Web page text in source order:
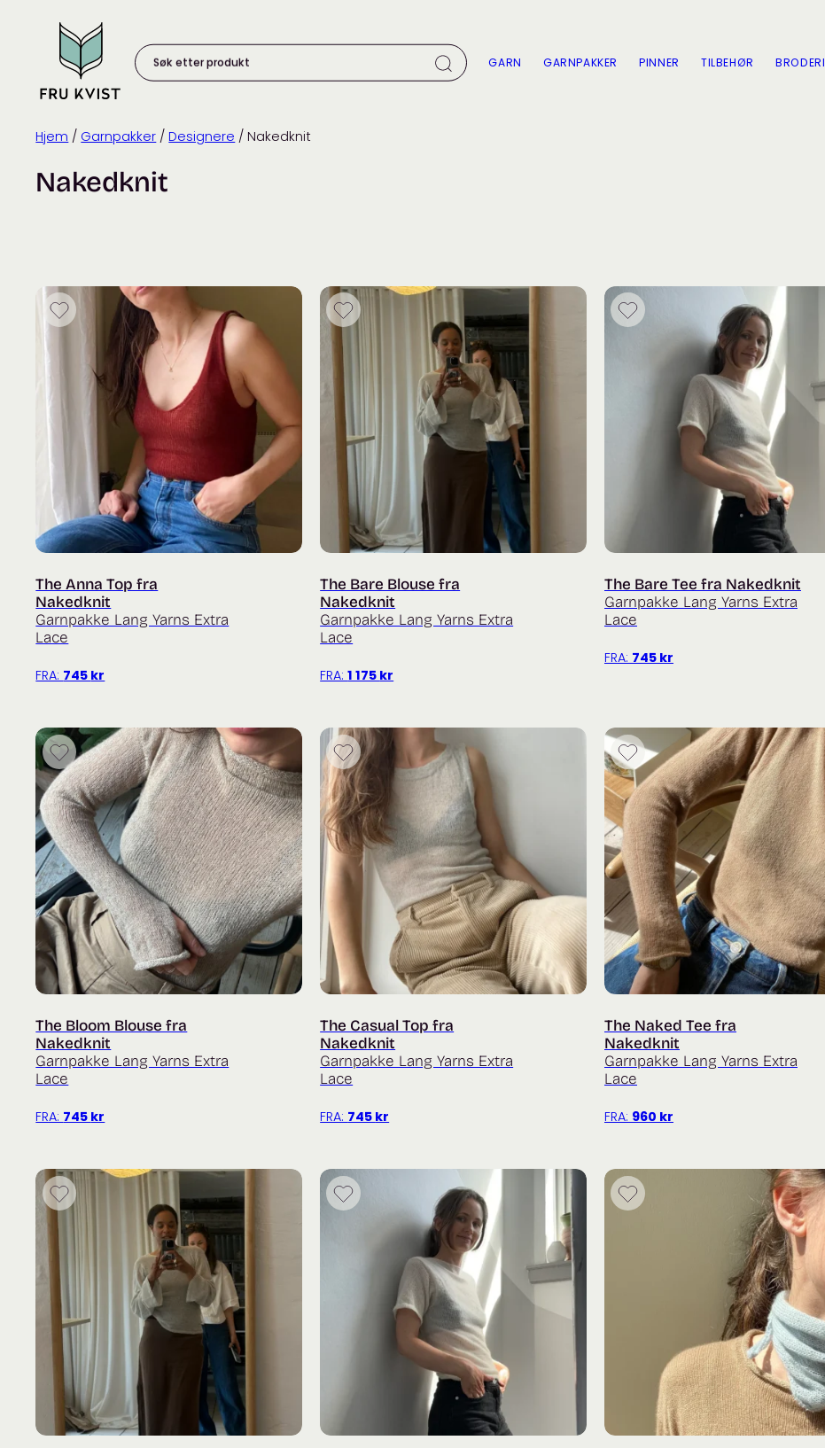
content
etter
produkt:
GARN GARNPAKKER PINNER TILBEHØR BRODERI
Hjem / Garnpakker / Designere / Nakedknit
Nakedknit
The Anna Top fra
Nakedknit
Garnpakke Lang Yarns Extra
Lace
FRA: 745 kr
The Bare Blouse fra
Nakedknit
Garnpakke Lang Yarns Extra
Lace
FRA:1 175 kr
The Bare Tee fra Nakedknit
Garnpakke Lang Yarns Extra
Lace
FRA: 745 kr
The Bloom Blouse fra
Nakedknit
Garnpakke Lang Yarns Extra
Lace
FRA: 745 kr
The Casual Top fra
Nakedknit
Garnpakke Lang Yarns Extra
Lace
FRA: 745 kr
The Naked Tee fra
Nakedknit
Garnpakke Lang Yarns Extra
Lace
FRA: 960 kr